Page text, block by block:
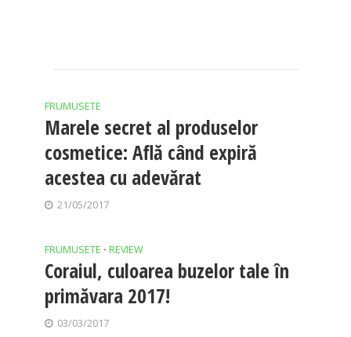
FRUMUSETE
Marele secret al produselor
cosmetice: Află când expiră
acestea cu adevărat
21/05/2017
FRUMUSETE • REVIEW
Coraiul, culoarea buzelor tale în
primăvara 2017!
03/03/2017